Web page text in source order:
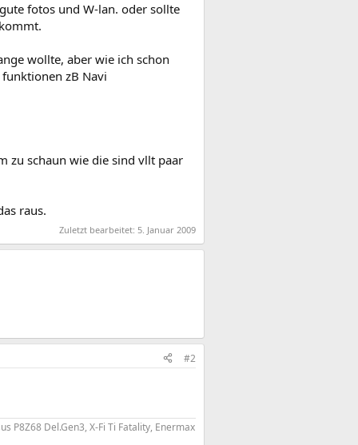
fotos und W-lan. oder sollte
wollte, aber wie ich schon
zB Navi
zu schaun wie die sind vllt paar
raus.
Zuletzt bearbeitet: 5. Januar 2009
#2
P8Z68 Del.Gen3, X-Fi Ti Fatality, Enermax